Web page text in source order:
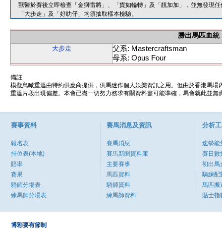
獸醫於賽後立即檢查「金獅雷將」、「貨如輪轉」及「靚加加」，並無發現
「大步走」及「好叻仔」均須抽取樣本檢驗。
勝出馬匹血統
大步走
父系: Mastercraftsman
母系: Opus Four
備註
模擬鳥瞰重溫由特約供應商提供，供馬迷作個人娛樂資訊之用。但由於香港馬
重溫片段出現偏差。本會已盡一切努力務求有關資料盡可能準確，馬會就此並
賽事資料
報名表
排位表(本地)
賠率
賽果
騎師分場表
練馬師分場表
賽馬消息及資訊
賽馬消息
賽馬新聞資料庫
主要賽事
馬匹資料
騎師資料
練馬師資料
分析
速勢能
賽日數
初出馬
騎練配
馬匹搬
貼士指
博彩要有節制